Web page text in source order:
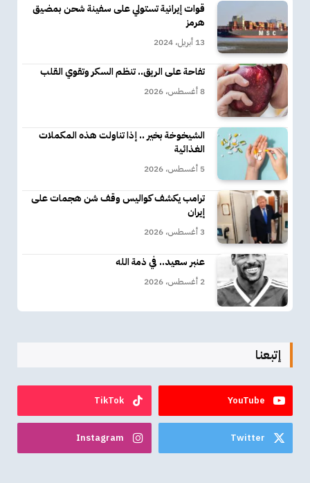
قوات إيرانية تستولي على سفينة شحن بمضيق
هرمز
13 أبريل، 2024
تفاحة على الريق.. تنظم السكر وتقوي القلب
8 أغسطس، 2026
الشيخوخة بخير .. إذا تناولت هذه المكملات
الغذائية
5 أغسطس، 2026
ترامب يكشف كواليس وقف شن هجمات على
إيران
3 أغسطس، 2026
عنبر سعيد.. في ذمة الله
2 أغسطس، 2026
إتبعنا
YouTube
TikTok
Twitter
Instagram